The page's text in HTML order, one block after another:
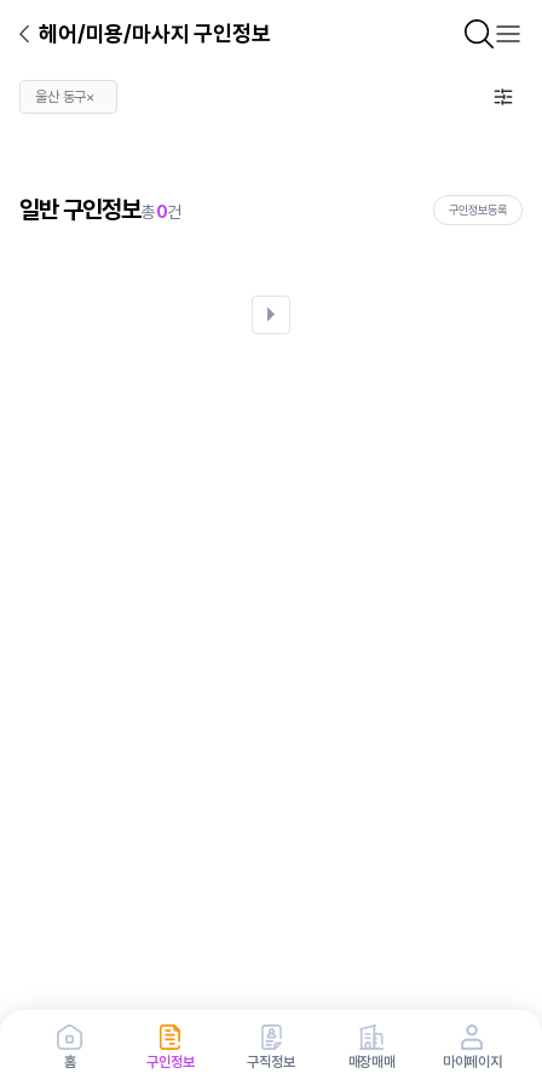
헤어/미용/마사지 구인정보
울산 동구×
일반 구인정보총0건 구인정보등록
홈 구인정보 구직정보 매장매매 마이페이지